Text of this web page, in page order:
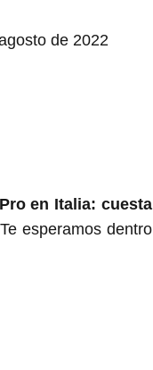
de 2022
en Italia: cuesta
esperamos dentro